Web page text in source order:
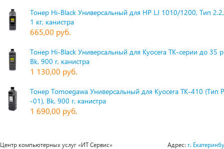
Тонер Hi-Black Универсальный для HP LJ 1010/1200, Тип
1 кг, канистра
665,00 руб.
Тонер Hi-Black Универсальный для Kyocera TK-серии до 35
Bk, 900 г, канистра
1 130,00 руб.
Тонер Tomoegawa Универсальный для Kyocera TK-410 (Тип
-01), Bk, 900 г, канистра
1 690,00 руб.
Центр компьютерных услуг «ИТ Сервис» Адрес: г.